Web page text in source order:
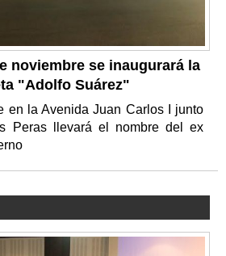
noviembre se inaugurará la
"Adolfo Suárez"
en la Avenida Juan Carlos I junto
Peras llevará el nombre del ex